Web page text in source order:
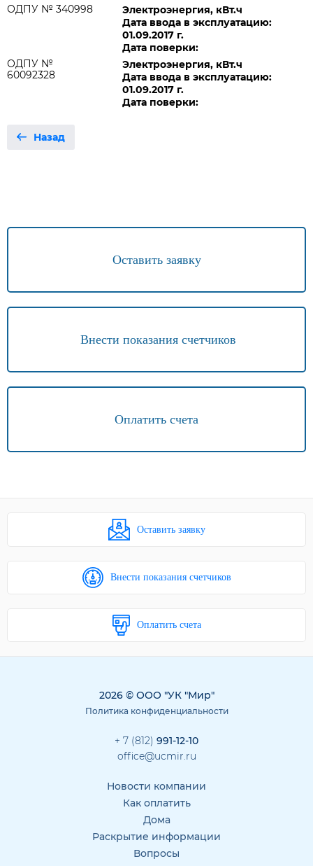
ОДПУ № 340998
Электроэнергия, кВт.ч
Дата ввода в эксплуатацию:
01.09.2017 г.
Дата поверки:
ОДПУ №
60092328
Электроэнергия, кВт.ч
Дата ввода в эксплуатацию:
01.09.2017 г.
Дата поверки:
Назад
Оставить заявку
Внести показания счетчиков
Оплатить счета
Оставить заявку
Внести показания счетчиков
Оплатить счета
2026 © ООО "УК "Мир"
Политика конфиденциальности
+ 7 (812) 991-12-10
office@ucmir.ru
Новости компании
Как оплатить
Дома
Раскрытие информации
Вопросы